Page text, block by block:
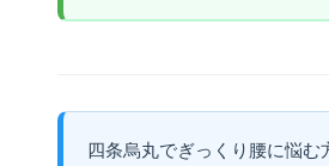
四条烏丸でぎっくり腰に悩